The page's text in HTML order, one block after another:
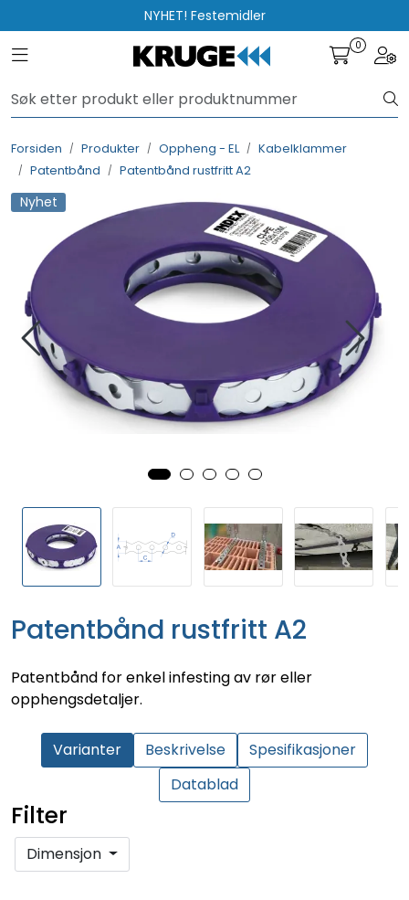
Skip to main contentNYHET! Festemidler
Toggle navigation 0
Forsiden Produkter Oppheng - EL
Kabelklammer
Patentbånd
Patentbånd rustfritt A2
Patentbånd rustfritt A2
Nyhet
Patentbånd for enkel infesting av rør eller
opphengsdetaljer.
Varianter Beskrivelse
Spesifikasjoner
Datablad
Filter
Dimensjon
Rådgivning
Nyttige verktøy
Kontakt oss